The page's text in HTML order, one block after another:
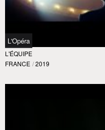
L'Opéra
L'ÉQUIPE
FRANCE / 2019